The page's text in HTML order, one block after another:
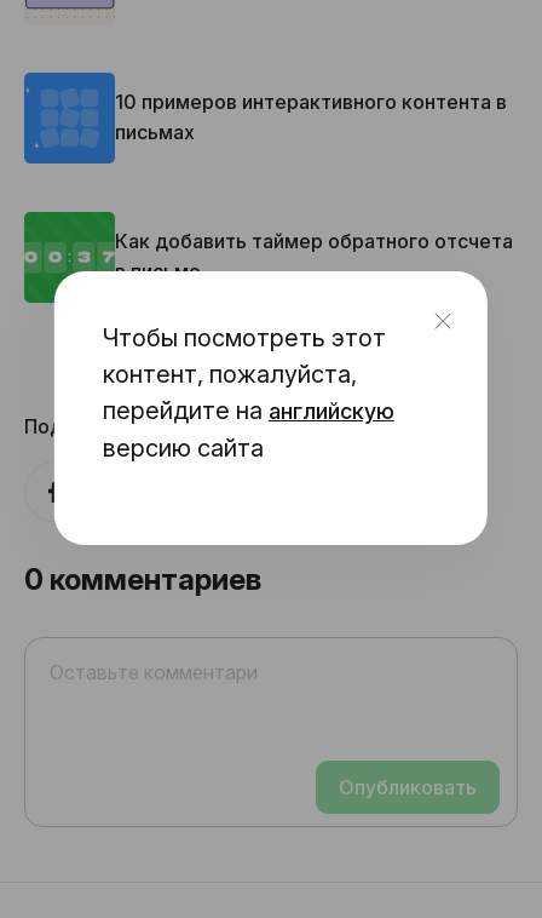
Чтобы посмотреть этот
контент, пожалуйста,
перейдите на английскую
версию сайта
10 примеров интерактивного контента в
письмах
Как добавить таймер обратного отсчета
в письмо
Поделиться
0 комментариев
Опубликовать